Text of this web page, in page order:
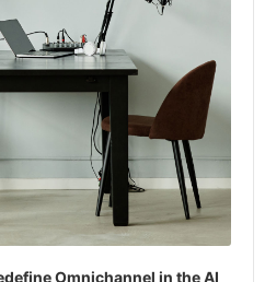
Omnichannel in the AI